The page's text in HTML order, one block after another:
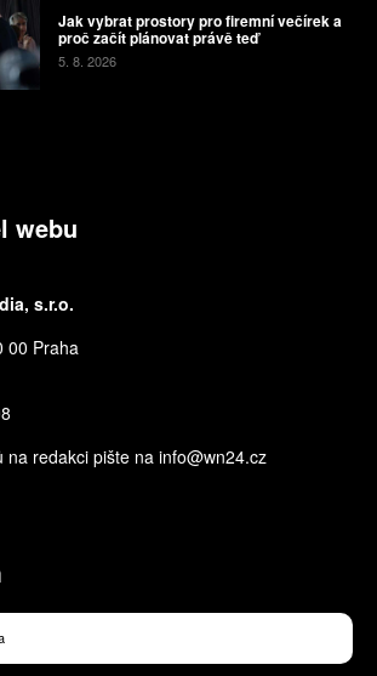
Jak vybrat prostory pro firemní večírek a
proč začít plánovat právě teď
5. 8. 2026
webu
s.r.o.
00 Praha
na redakci pište na info@wn24.cz